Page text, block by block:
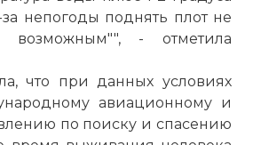
непогоды поднять плот не
возможным"", - отметила
что при данных условиях
авиационному и
по поиску и спасению